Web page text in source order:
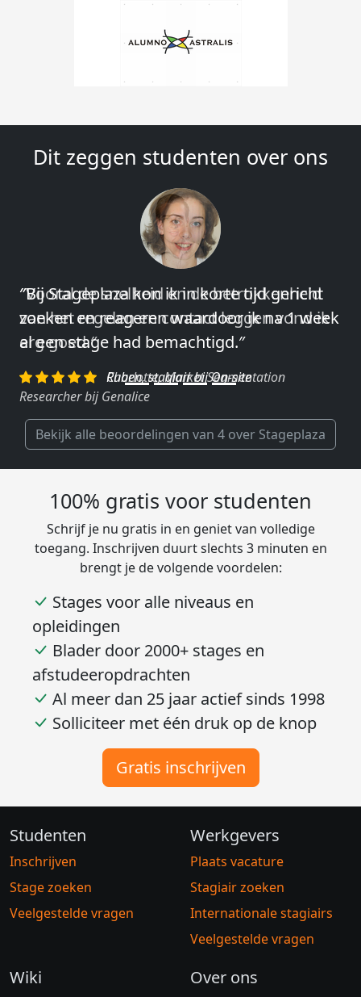
Dit zeggen studenten over ons
″Vooral de snelheid en de betrokkenheid
van het regelen en contact leggen vond ik
erg goed.″
Charlotte, Market Segmentation
Researcher bij Genalice
Bekijk alle beoordelingen van 4 over Stageplaza
100% gratis voor studenten
Schrijf je nu gratis in en geniet van volledige
toegang. Inschrijven duurt slechts 3 minuten en
brengt je de volgende voordelen:
Stages voor alle niveaus en
opleidingen
Blader door 2000+ stages en
afstudeeropdrachten
Al meer dan 25 jaar actief sinds 1998
Solliciteer met één druk op de knop
Gratis inschrijven
Studenten
Inschrijven
Stage zoeken
Veelgestelde vragen
Werkgevers
Plaats vacature
Stagiair zoeken
Internationale stagiairs
Veelgestelde vragen
Wiki Over ons